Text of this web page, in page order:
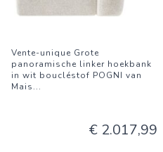
Vente-unique Grote
panoramische linker hoekbank
in wit boucléstof POGNI van
Mais...
€ 2.017,99